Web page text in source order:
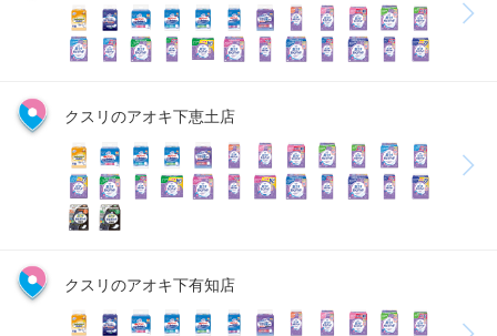
クスリのアオキ下恵土店
クスリのアオキ下有知店